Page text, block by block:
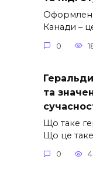
Канади –
0
та
Що таке
Що це
0